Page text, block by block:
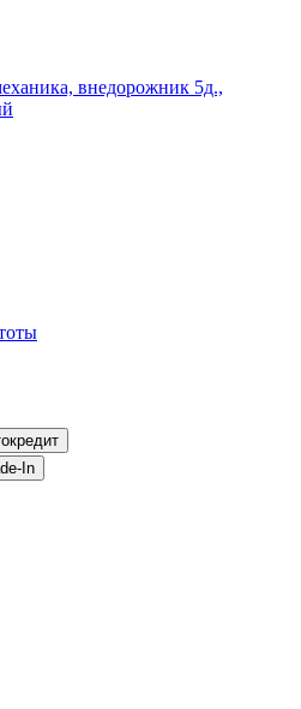
внедорожник 5д.,
In